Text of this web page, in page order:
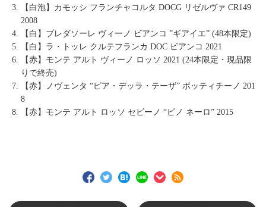
【白泡】カモッシ フランチャコルタ DOCG リゼルヴァ CR149
2008
【白】ブレダソーレ ヴィーノ ビアンコ ”ギアイエ” (48本限定)
【白】ラ・トッレ クルテフランカ DOC ビアンコ 2021
【赤】モンテ アルト ヴィーノ ロッソ 2021 (24本限定・現品限
りで終売)
【赤】ノヴェンタ “ピア・デッラ・テーザ” ボッティチーノ 201
8
【赤】モンテ アルト ロッソ セビーノ “ピノ ネーロ” 2015